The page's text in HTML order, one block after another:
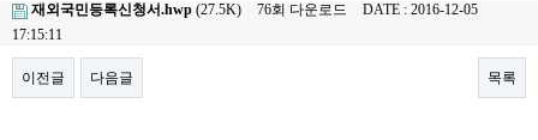
재외국민등록신청서.hwp (27.5K) 76회 다운로드
DATE : 2016-12-05
17:15:11
이전글 다음글 목록